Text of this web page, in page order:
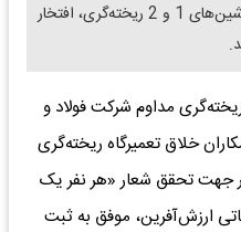
خود و افزایش عمر بهینه سِگمِنت ماشین‌های 1 و 2 ریخته‌گری، افتخار
مداوم شرکت فولاد و
خلاق تعمیرگاه ریخته‌گری
جهت تحقق شعار «هر نفر یک
ارزش‌آفرین، موفق به ثبت